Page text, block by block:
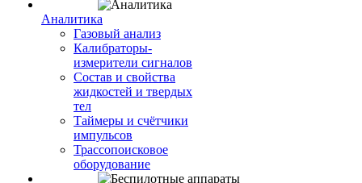
Аналитика
Газовый анализ
Калибраторы-
измерители сигналов
Состав и свойства
жидкостей и твердых
тел
Таймеры и счётчики
импульсов
Трассопоисковое
оборудование